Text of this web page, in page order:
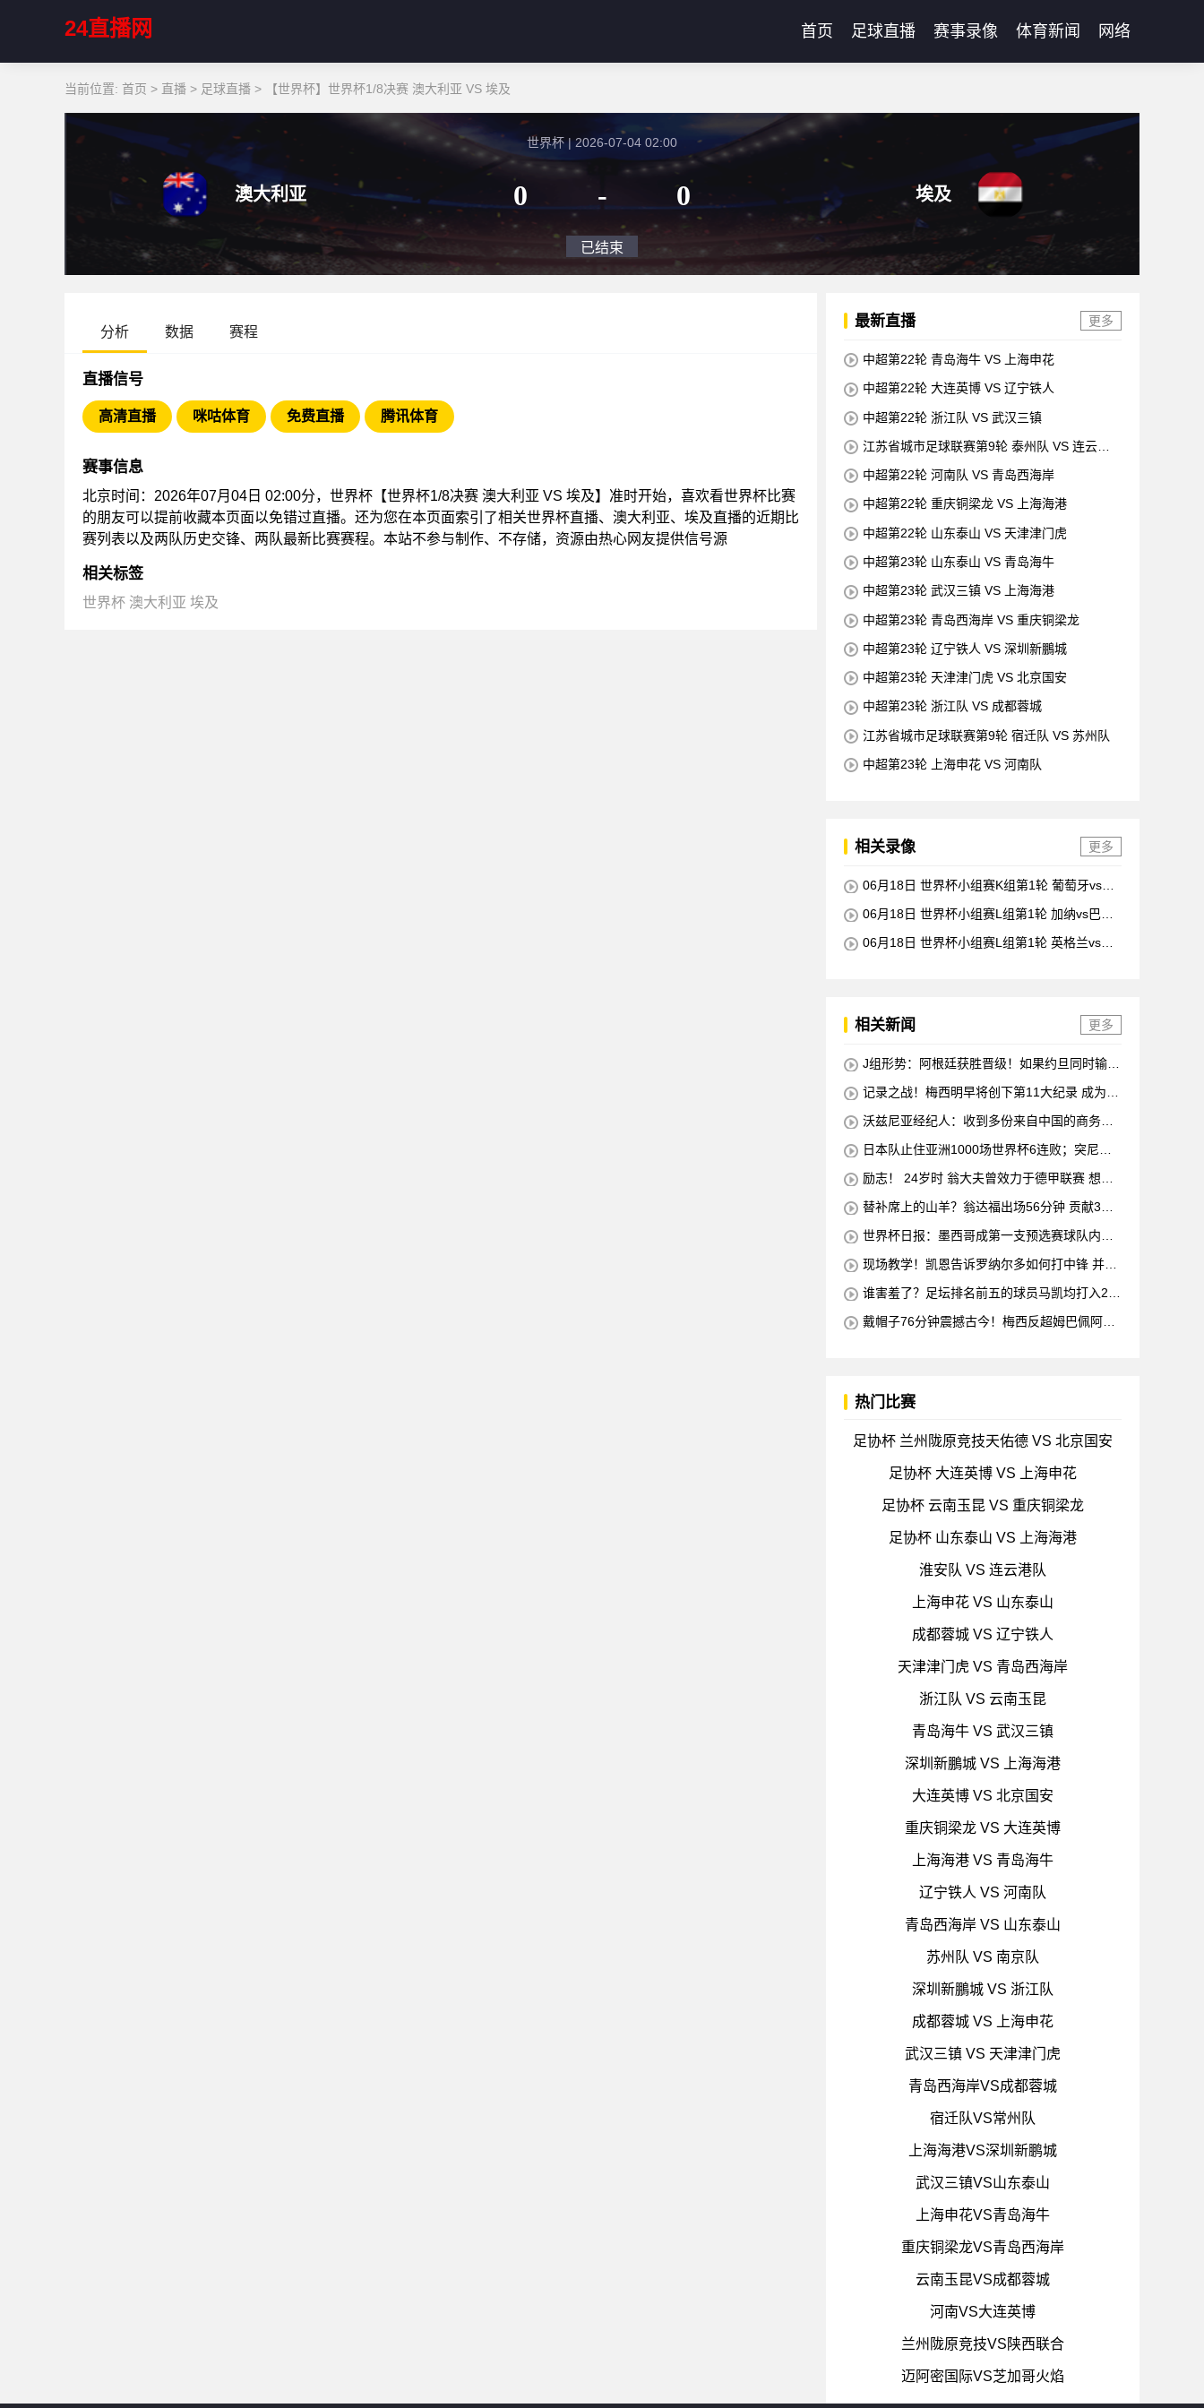
24直播网 首页 足球直播 赛事录像 体育新闻 网络
当前位置: 首页 > 直播 > 足球直播 > 【世界杯】世界杯1/8决赛 澳大利亚 VS 埃及
澳大利亚
世界杯 | 2026-07-04 02:00
0 - 0
已结束
埃及
分析 数据 赛程
直播信号
高清直播 咪咕体育 免费直播 腾讯体育
赛事信息
北京时间：2026年07月04日 02:00分，世界杯【世界杯1/8决赛 澳大利亚 VS 埃及】准时开始，喜欢看世界杯比赛
的朋友可以提前收藏本页面以免错过直播。还为您在本页面索引了相关世界杯直播、澳大利亚、埃及直播的近期比
赛列表以及两队历史交锋、两队最新比赛赛程。本站不参与制作、不存储，资源由热心网友提供信号源
相关标签
世界杯 澳大利亚 埃及
最新直播 更多
中超第22轮 青岛海牛 VS 上海申花
中超第22轮 大连英博 VS 辽宁铁人
中超第22轮 浙江队 VS 武汉三镇
江苏省城市足球联赛第9轮 泰州队 VS 连云港
中超第22轮 河南队 VS 青岛西海岸
中超第22轮 重庆铜梁龙 VS 上海海港
中超第22轮 山东泰山 VS 天津津门虎
中超第23轮 山东泰山 VS 青岛海牛
中超第23轮 武汉三镇 VS 上海海港
中超第23轮 青岛西海岸 VS 重庆铜梁龙
中超第23轮 辽宁铁人 VS 深圳新鵬城
中超第23轮 天津津门虎 VS 北京国安
中超第23轮 浙江队 VS 成都蓉城
江苏省城市足球联赛第9轮 宿迁队 VS 苏州队
中超第23轮 上海申花 VS 河南队
相关录像 更多
06月18日 世界杯小组赛K组第1轮 葡萄牙vs民
06月18日 世界杯小组赛L组第1轮 加纳vs巴拿
06月18日 世界杯小组赛L组第1轮 英格兰vs克
相关新闻 更多
J组形势：阿根廷获胜晋级！如果约旦同时输球
记录之战！梅西明早将创下第11大纪录 成为历
沃兹尼亚经纪人：收到多份来自中国的商务邀
日本队止住亚洲1000场世界杯6连败；突尼斯
励志！ 24岁时 翁大夫曾效力于德甲联赛 想要
替补席上的山羊？翁达福出场56分钟 贡献3球2
世界杯日报：墨西哥成第一支预选赛球队内马
现场教学！凯恩告诉罗纳尔多如何打中锋 并举
谁害羞了？足坛排名前五的球员马凯均打入2球
戴帽子76分钟震撼古今！梅西反超姆巴佩阿根
热门比赛
足协杯 兰州陇原竞技天佑德 VS 北京国安
足协杯 大连英博 VS 上海申花
足协杯 云南玉昆 VS 重庆铜梁龙
足协杯 山东泰山 VS 上海海港
淮安队 VS 连云港队
上海申花 VS 山东泰山
成都蓉城 VS 辽宁铁人
天津津门虎 VS 青岛西海岸
浙江队 VS 云南玉昆
青岛海牛 VS 武汉三镇
深圳新鵬城 VS 上海海港
大连英博 VS 北京国安
重庆铜梁龙 VS 大连英博
上海海港 VS 青岛海牛
辽宁铁人 VS 河南队
青岛西海岸 VS 山东泰山
苏州队 VS 南京队
深圳新鵬城 VS 浙江队
成都蓉城 VS 上海申花
武汉三镇 VS 天津津门虎
青岛西海岸VS成都蓉城
宿迁队VS常州队
上海海港VS深圳新鹏城
武汉三镇VS山东泰山
上海申花VS青岛海牛
重庆铜梁龙VS青岛西海岸
云南玉昆VS成都蓉城
河南VS大连英博
兰州陇原竞技VS陕西联合
迈阿密国际VS芝加哥火焰